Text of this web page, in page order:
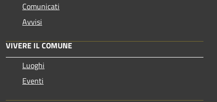
Comunicati
Avvisi
VIVERE IL COMUNE
Luoghi
Eventi